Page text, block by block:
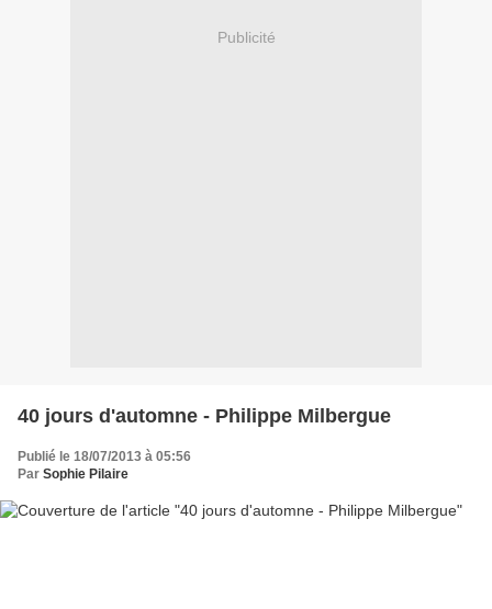
Publicité
40 jours d'automne - Philippe Milbergue
Publié le 18/07/2013 à 05:56
Par Sophie Pilaire